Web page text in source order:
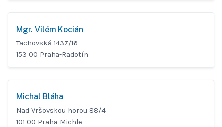
Mgr. Vilém Kocián
Tachovská 1437/16
153 00 Praha-Radotín
Michal Bláha
Nad Vršovskou horou 88/4
101 00 Praha-Michle